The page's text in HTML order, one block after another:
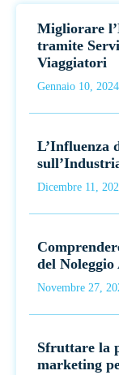
Migliorare
tramite
Viaggiatori
Gennaio 10, 2024
L’Influenza
Dicembre 11,
del Noleggio
Novembre 27,
Sfruttare la
marketing